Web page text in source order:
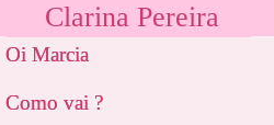
Clarina Pereira
Oi Marcia
Como vai ?